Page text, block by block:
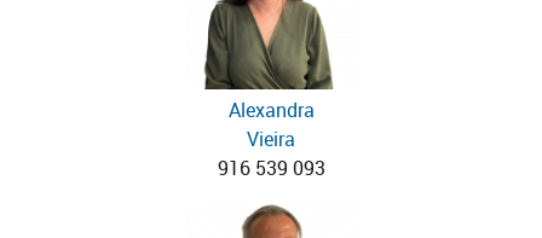
Alexandra
Vieira
916 539 093